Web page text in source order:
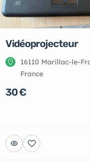
Vidéoprojecteur
16110 Marillac-le-
France
30 €